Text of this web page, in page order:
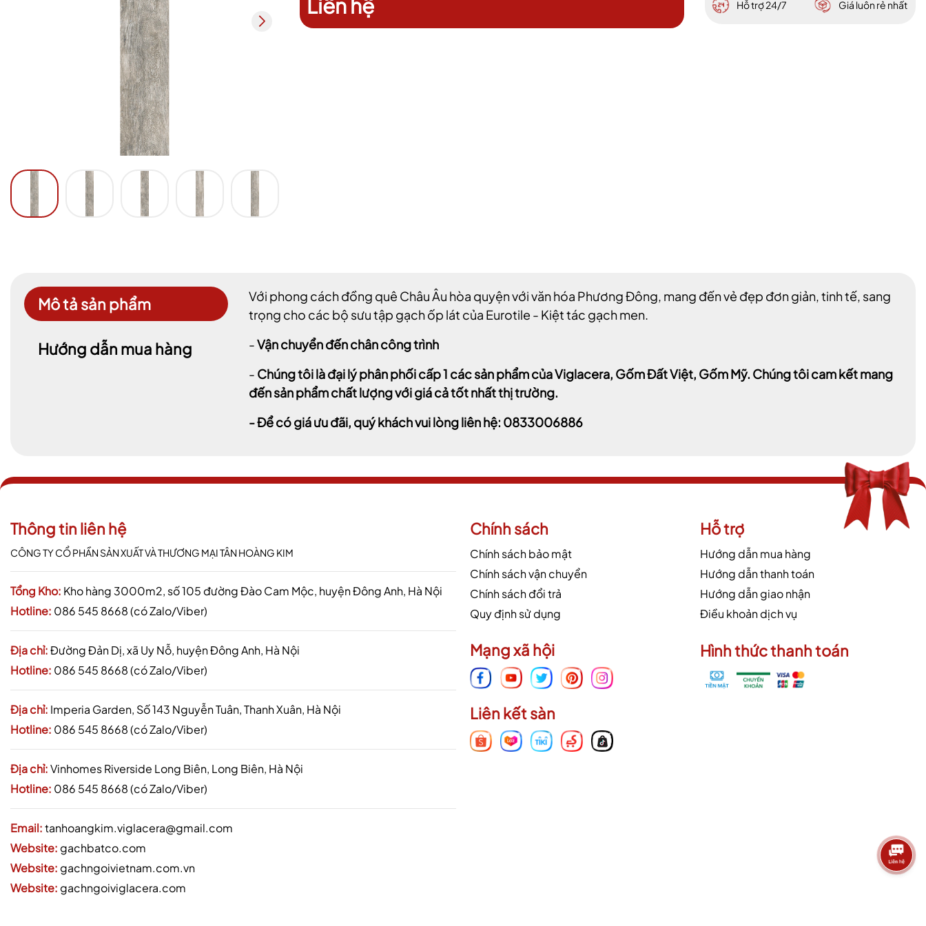
Liên hệ
Hỗ trợ 24/7
Giá luôn rẻ nhất
Mô tả sản phẩm
Hướng dẫn mua hàng
Với phong cách đồng quê Châu Âu hòa quyện với văn hóa Phương Đông, mang đến vẻ đẹp đơn giản, tinh tế, sang
trọng cho các bộ sưu tập gạch ốp lát của Eurotile - Kiệt tác gạch men.
-Vận chuyển đến chân công trình
- Chúng tôi là đại lý phân phối cấp 1 các sản phẩm của Viglacera, Gốm Đất Việt, Gốm Mỹ. Chúng tôi cam kết mang
đến sản phẩm chất lượng với giá cả tốt nhất thị trường.
- Để có giá ưu đãi, quý khách vui lòng liên hệ: 0833006886
Thông tin liên hệ
CÔNG TY CỔ PHẦN SẢN XUẤT VÀ THƯƠNG MẠI TÂN HOÀNG KIM
Tổng Kho: Kho hàng 3000m2, số 105 đường Đào Cam Mộc, huyện Đông Anh, Hà Nội
Hotline: 086 545 8668 (có Zalo/Viber)
Địa chỉ:Đường Đản Dị, xã Uy Nỗ, huyện Đông Anh, Hà Nội
Hotline: 086 545 8668 (có Zalo/Viber)
Địa chỉ: Imperia Garden, Số 143 Nguyễn Tuân, Thanh Xuân, Hà Nội
Hotline: 086 545 8668 (có Zalo/Viber)
Địa chỉ:Vinhomes Riverside Long Biên, Long Biên, Hà Nội
Hotline: 086 545 8668 (có Zalo/Viber)
Email:tanhoangkim.viglacera@gmail.com
Website:gachbatco.com
Website:gachngoivietnam.com.vn
Website:gachngoiviglacera.com
Chính sách
Chính sách bảo mật
Chính sách vận chuyển
Chính sách đổi trả
Quy định sử dụng
Hỗ trợ
Hướng dẫn mua hàng
Hướng dẫn thanh toán
Hướng dẫn giao nhận
Điều khoản dịch vụ
Mạng xã hội
Liên kết sàn
Hình thức thanh toán